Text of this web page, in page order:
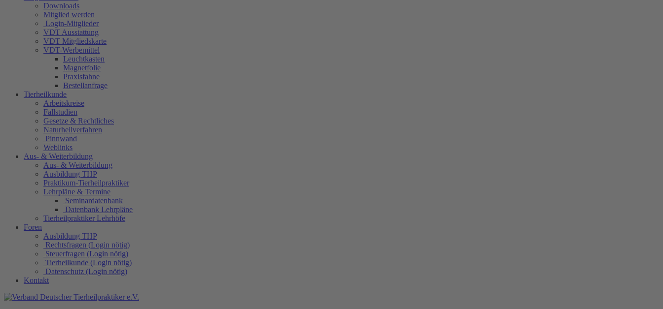
Downloads
Mitglied werden
Login-Mitglieder
VDT Ausstattung
VDT Mitgliedskarte
VDT-Werbemittel
Leuchtkasten
Magnetfolie
Praxisfahne
Bestellanfrage
Tierheilkunde
Arbeitskreise
Fallstudien
Gesetze & Rechtliches
Naturheilverfahren
Pinnwand
Weblinks
Aus- & Weiterbildung
Aus- & Weiterbildung
Ausbildung THP
Praktikum-Tierheilpraktiker
Lehrpläne & Termine
Seminardatenbank
Datenbank Lehrpläne
Tierheilpraktiker Lehrhöfe
Foren
Ausbildung THP
Rechtsfragen (Login nötig)
Steuerfragen (Login nötig)
Tierheilkunde (Login nötig)
Datenschutz (Login nötig)
Kontakt